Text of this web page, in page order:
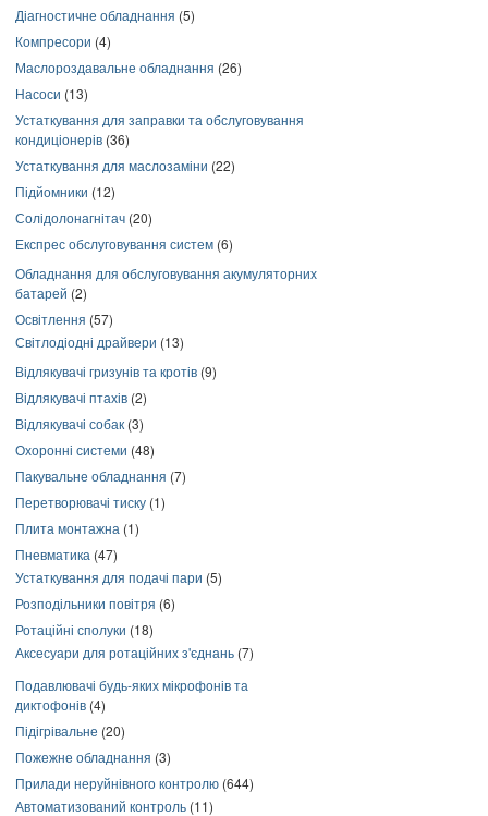
Діагностичне обладнання (5)
Компресори (4)
Маслороздавальне обладнання (26)
Насоси (13)
Устаткування для заправки та обслуговування
кондиціонерів (36)
Устаткування для маслозаміни (22)
Підйомники (12)
Солідолонагнітач (20)
Експрес обслуговування систем (6)
Обладнання для обслуговування акумуляторних
батарей (2)
Освітлення (57)
Світлодіодні драйвери (13)
Відлякувачі гризунів та кротів (9)
Відлякувачі птахів (2)
Відлякувачі собак (3)
Охоронні системи (48)
Пакувальне обладнання (7)
Перетворювачі тиску (1)
Плита монтажна (1)
Пневматика (47)
Устаткування для подачі пари (5)
Розподільники повітря (6)
Ротаційні сполуки (18)
Аксесуари для ротаційних з'єднань (7)
Подавлювачі будь-яких мікрофонів та
диктофонів (4)
Підігрівальне (20)
Пожежне обладнання (3)
Прилади неруйнівного контролю (644)
Автоматизований контроль (11)